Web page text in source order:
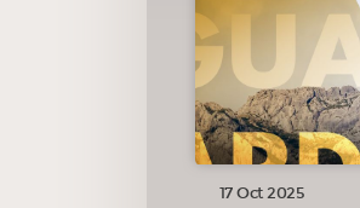
17 Oct 2025